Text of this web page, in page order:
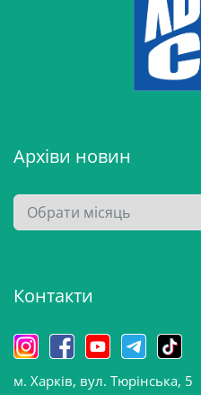
Архіви новин
А
р
в
н
о
в
Контакти
м. Харків, вул. Тюрінська, 5